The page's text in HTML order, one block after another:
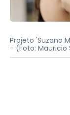
Projeto 'Suzano
- (Foto: Mauricio